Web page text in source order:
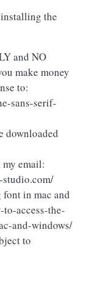
the
and NO
make money
to:
sans-serif-
downloaded
email:
in mac and
access-the-
and-windows/
to